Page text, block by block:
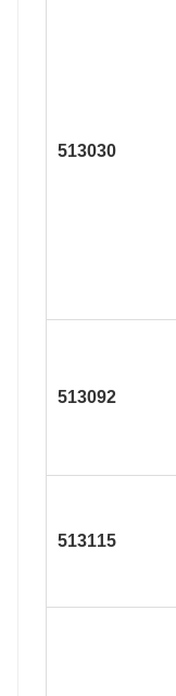
513030
513092
513115